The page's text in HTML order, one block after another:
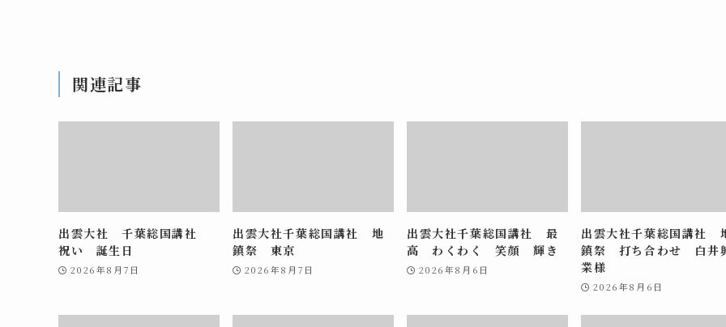
関連記事
出雲大社 千葉総国講社
祝い 誕生日
2026年8月7日
出雲大社千葉総国講社 地
鎮祭 東京
2026年8月7日
出雲大社千葉総国講社 最
高 わくわく 笑顔 輝き
2026年8月6日
出雲大社千葉総国講社
鎮祭 打ち合わせ 白井
業様
2026年8月6日